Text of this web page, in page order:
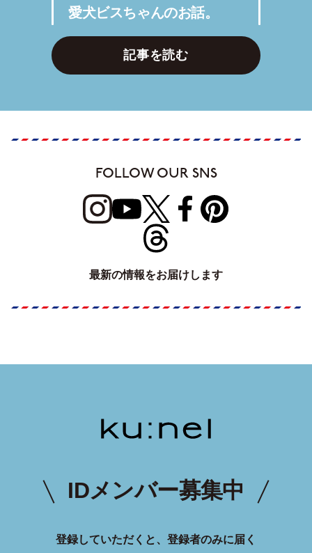
愛犬ビスちゃんのお話。
記事を読む
FOLLOW OUR SNS
最新の情報をお届けします
IDメンバー募集中
登録していただくと、登録者のみに届く